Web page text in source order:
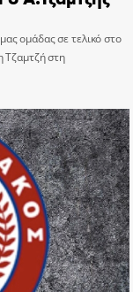
ομάδας σε τελικό στο
στη